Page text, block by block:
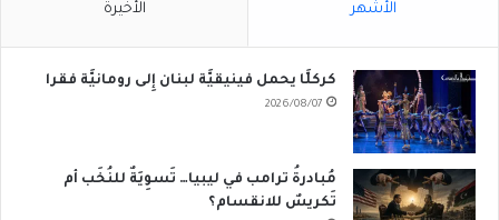
الأشهر الأخيرة
كركلَّا يحمل فينيقيَّة لبنان إِلى رومانيَّة فقرا
2026/08/07
مُبادرةُ ترامب في ليبيا… تَسوِيَةٌ للنُخَب أم
تَكريسٌ للانقسام؟